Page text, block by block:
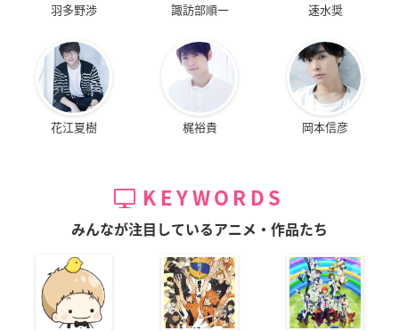
羽多野渉 諏訪部順一 速水奨
花江夏樹 梶裕貴 岡本信彦
KEYWORDS
みんなが注目しているアニメ・作品たち